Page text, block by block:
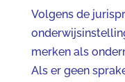
Volgens de
merken als
Als er geen